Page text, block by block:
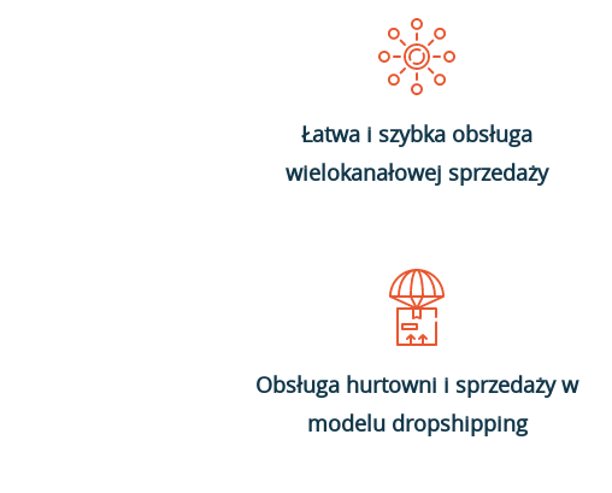
Łatwa i szybka obsługa
wielokanałowej sprzedaży
Obsługa hurtowni i sprzedaży w
modelu dropshipping